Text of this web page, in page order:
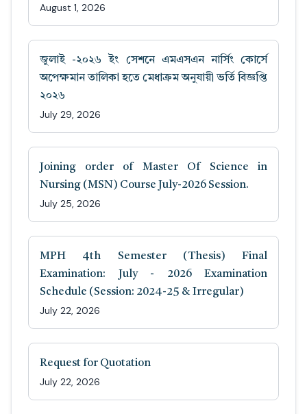
August 1, 2026
জুলাই -২০২৬ ইং সেশনে এমএসএন নার্সিং কোর্সে
অপেক্ষমান তালিকা হতে মেধাক্রম অনুযায়ী ভর্তি বিজ্ঞপ্তি
২০২৬
July 29, 2026
Joining order of Master Of Science in
Nursing (MSN) Course July-2026 Session.
July 25, 2026
MPH 4th Semester (Thesis) Final
Examination: July - 2026 Examination
Schedule (Session: 2024-25 & Irregular)
July 22, 2026
Request for Quotation
July 22, 2026